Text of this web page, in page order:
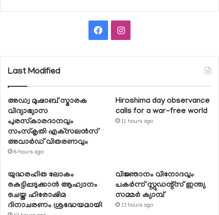
FacebookInstagram
Last Modified
അഡ്വ മുഷാബ് സ്മാരക
വിദ്യാഭ്യാസ
പുരസ്‌കാരദാനവും
സംസ്‌കൃതി എക്‌സലന്‍സ്
അവാര്‍ഡ് വിതരണവും
6 hours ago
Hiroshima day observance
calls for a war-free world
11 hours ago
യുദ്ധരഹിത ലോകം
കെട്ടിപ്പടുക്കാന്‍ ആഹ്വാനം
ചെയ്ത ഹിരോഷിമ
ദിനാചരണം ശ്രദ്ധേയമായി
വിജ്ഞാനം വിനോദവും
പകര്‍ന്ന് സ്റ്റുഡന്റ്‌സ് ഇന്ത്യ
സമ്മര്‍ ക്യാമ്പ്
13 hours ago